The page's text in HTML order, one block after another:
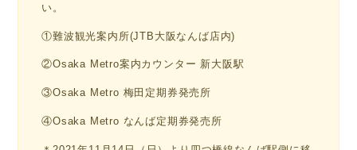
い。
①難波観光案内所(JTB大阪なんば店内)
②Osaka Metro案内カウンター 新大阪駅
③Osaka Metro 梅田定期券発売所
④Osaka Metro なんば定期券発売所